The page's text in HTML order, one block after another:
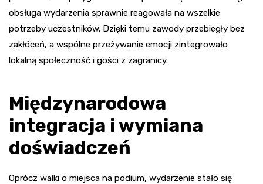
obsługa wydarzenia sprawnie reagowała na wszelkie
potrzeby uczestników. Dzięki temu zawody przebiegły bez
zakłóceń, a wspólne przeżywanie emocji zintegrowało
lokalną społeczność i gości z zagranicy.
Międzynarodowa
integracja i wymiana
doświadczeń
Oprócz walki o miejsca na podium, wydarzenie stało się